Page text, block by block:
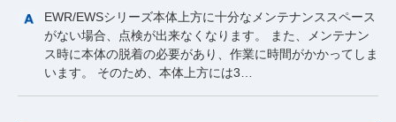
EWR/EWSシリーズ本体上方に十分なメンテナンススペース
がない場合、点検が出来なくなります。 また、メンテナン
ス時に本体の脱着の必要があり、作業に時間がかかってしま
います。 そのため、本体上方には3…